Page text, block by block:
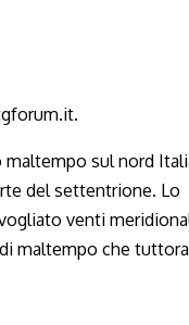
maltempo sul nord
del settentrione. Lo
venti
maltempo che